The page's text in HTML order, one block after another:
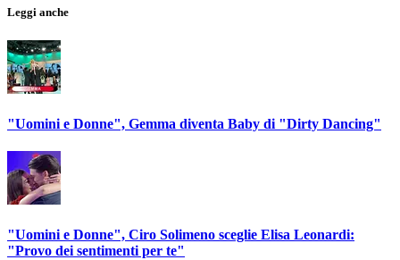
Leggi anche
"Uomini e Donne", Gemma diventa Baby di "Dirty Dancing"
"Uomini e Donne", Ciro Solimeno sceglie Elisa Leonardi:
"Provo dei sentimenti per te"